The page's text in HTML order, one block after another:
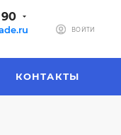
ВОЙТИ
КОНТАКТЫ